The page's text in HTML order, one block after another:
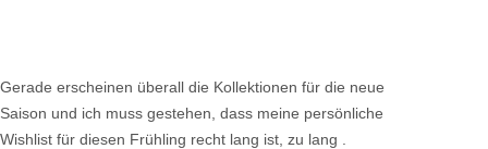
Gerade erscheinen überall die Kollektionen für die neue
Saison und ich muss gestehen, dass meine persönliche
Wishlist für diesen Frühling recht lang ist, zu lang .